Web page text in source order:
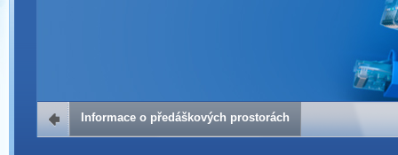
Informace o předáškových prostorách